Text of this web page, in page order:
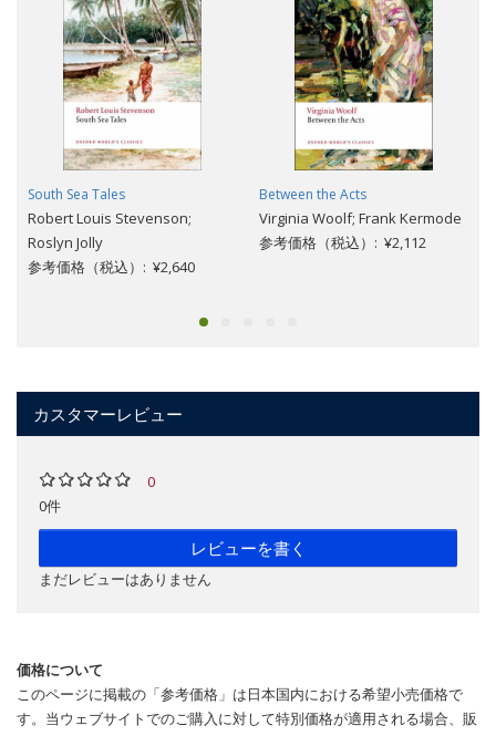
South Sea Tales
Robert Louis Stevenson;
Roslyn Jolly
参考価格（税込）: ¥2,640
Between the Acts
Virginia Woolf; Frank Kermode
参考価格（税込）: ¥2,112
カスタマーレビュー
0
0件
レビューを書く
まだレビューはありません
価格について
このページに掲載の「参考価格」は日本国内における希望小売価格で
す。当ウェブサイトでのご購入に対して特別価格が適用される場合、販